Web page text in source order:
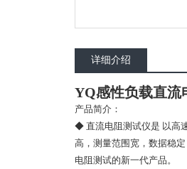
详细介绍
YQ感性负载直流
产品简介：
◆ 直流电阻测试仪是 以高
高，测量范围宽，数据稳
电阻测试的新一代产品。